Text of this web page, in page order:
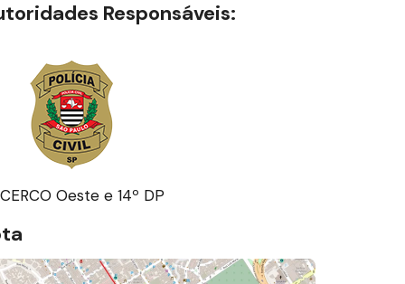
Responsáveis:
Oeste e 14º DP